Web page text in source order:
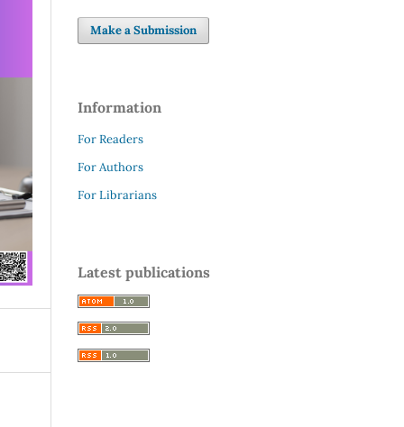
Make a Submission
Information
For Readers
For Authors
For Librarians
Latest publications